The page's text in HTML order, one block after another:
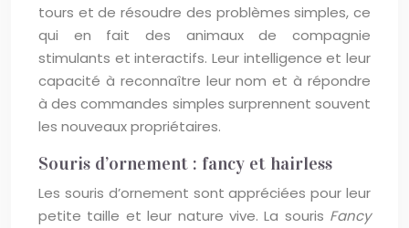
tours et de résoudre des problèmes simples, ce
qui en fait des animaux de compagnie
stimulants et interactifs. Leur intelligence et leur
capacité à reconnaître leur nom et à répondre
à des commandes simples surprennent souvent
les nouveaux propriétaires.
Souris d’ornement : fancy et hairless
Les souris d’ornement sont appréciées pour leur
petite taille et leur nature vive. La souris Fancy